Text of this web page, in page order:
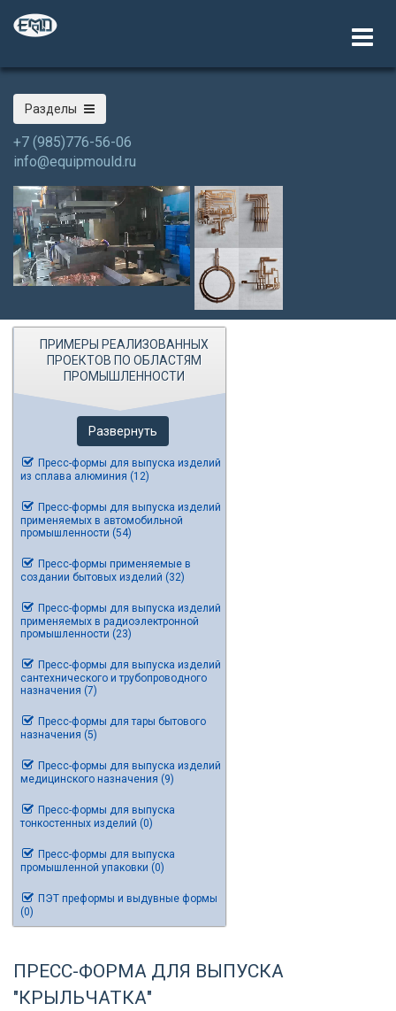
Разделы
+7 (985)776-56-06
info@equipmould.ru
ПРИМЕРЫ РЕАЛИЗОВАННЫХ
ПРОЕКТОВ ПО ОБЛАСТЯМ
ПРОМЫШЛЕННОСТИ
Развернуть
Пресс-формы для выпуска изделий
из сплава алюминия (12)
Пресс-формы для выпуска изделий
применяемых в автомобильной
промышленности (54)
Пресс-формы применяемые в
создании бытовых изделий (32)
Пресс-формы для выпуска изделий
применяемых в радиоэлектронной
промышленности (23)
Пресс-формы для выпуска изделий
сантехнического и трубопроводного
назначения (7)
Пресс-формы для тары бытового
назначения (5)
Пресс-формы для выпуска изделий
медицинского назначения (9)
Пресс-формы для выпуска
тонкостенных изделий (0)
Пресс-формы для выпуска
промышленной упаковки (0)
ПЭТ преформы и выдувные формы
(0)
ПРЕСС-ФОРМА ДЛЯ ВЫПУСКА
"КРЫЛЬЧАТКА"